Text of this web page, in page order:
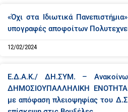
«Όχι στα Ιδιωτικά
υπογραφές αποφοίτων
12/02/2024
Ε.Δ.Α.Κ./ ΔΗ.ΣΥΜ. –
ΔΗΜΟΣΙΟΥΠΑΛΛΗΛΙΚΗ
με απόφαση πλειοψηφίας του